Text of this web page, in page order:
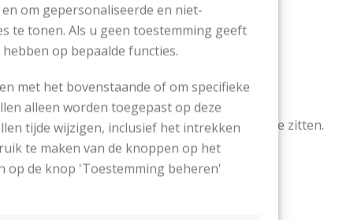
om gepersonaliseerde en niet-
te tonen. Als u geen toestemming geeft
op bepaalde functies.
met het bovenstaande of om specifieke
alleen worden toegepast op deze
tijde wijzigen, inclusief het intrekken
te maken van de knoppen op het
op de knop 'Toestemming beheren'
van 50 bij 50 cm
van ongeveer 45 bij 45 cm.
hoes mooi strak om het binnenkussen komt te zitten.
1 draad, rondbreinaalden nummer 4